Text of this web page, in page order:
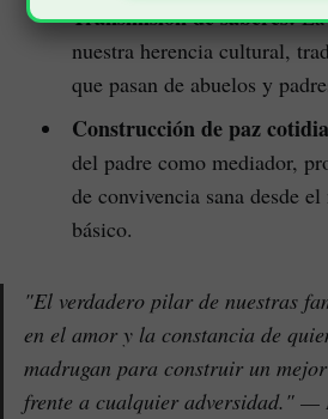
Transmisión de saberes:La
nuestra herencia cultural,
que pasan de abuelos y
Construcción de paz
del padre como mediador,
de convivencia sana desde
básico.
"El verdadero pilar de nuestras
en el amor y la constancia de
madrugan para construir un
frente a cualquier adversidad." —